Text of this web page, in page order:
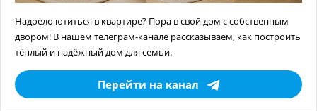
Надоело ютиться в квартире? Пора в свой дом с собственным
двором! В нашем телеграм-канале рассказываем, как построить
тёплый и надёжный дом для семьи.
Перейти на канал